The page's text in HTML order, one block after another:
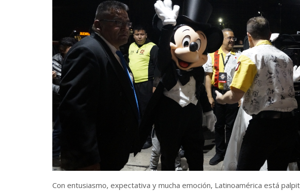
Con entusiasmo, expectativa y mucha emoción, Latinoamérica está